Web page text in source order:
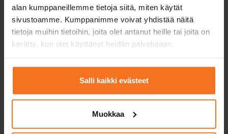
alan kumppaneillemme tietoja siitä, miten käytät
sivustoamme. Kumppanimme voivat yhdistää näitä
tietoja muihin tietoihin, joita olet antanut heille tai joita on
kerätty, kun olet käyttänyt heidän palvelujaan.
Salli kaikki evästeet
Muokkaa